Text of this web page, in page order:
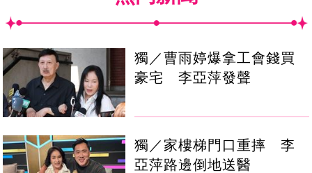
獨／曹雨婷爆拿工會錢買
豪宅 李亞萍發聲
獨／家樓梯門口重摔 李
亞萍路邊倒地送醫